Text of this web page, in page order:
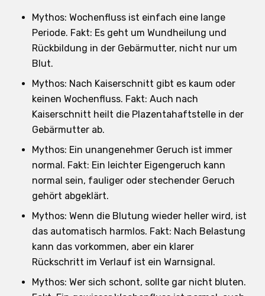
Mythos: Wochenfluss ist einfach eine lange
Periode. Fakt: Es geht um Wundheilung und
Rückbildung in der Gebärmutter, nicht nur um
Blut.
Mythos: Nach Kaiserschnitt gibt es kaum oder
keinen Wochenfluss. Fakt: Auch nach
Kaiserschnitt heilt die Plazentahaftstelle in der
Gebärmutter ab.
Mythos: Ein unangenehmer Geruch ist immer
normal. Fakt: Ein leichter Eigengeruch kann
normal sein, fauliger oder stechender Geruch
gehört abgeklärt.
Mythos: Wenn die Blutung wieder heller wird, ist
das automatisch harmlos. Fakt: Nach Belastung
kann das vorkommen, aber ein klarer
Rückschritt im Verlauf ist ein Warnsignal.
Mythos: Wer sich schont, sollte gar nicht bluten.